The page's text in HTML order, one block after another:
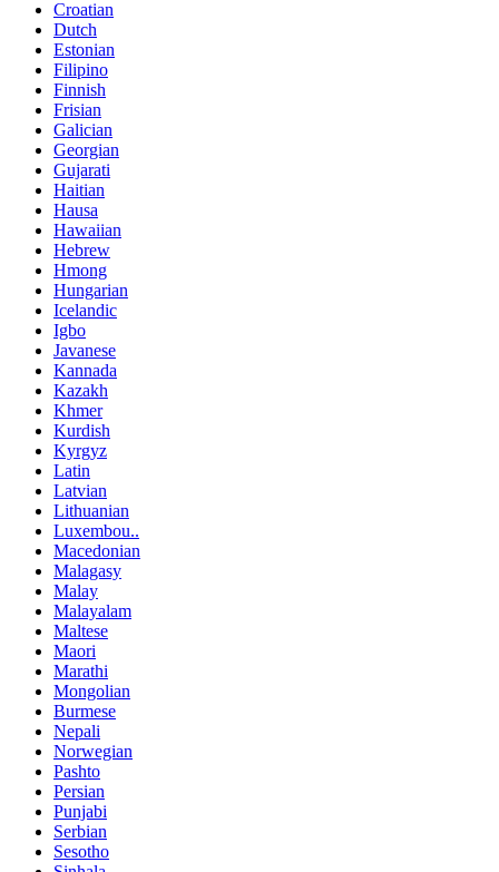
Croatian
Dutch
Estonian
Filipino
Finnish
Frisian
Galician
Georgian
Gujarati
Haitian
Hausa
Hawaiian
Hebrew
Hmong
Hungarian
Icelandic
Igbo
Javanese
Kannada
Kazakh
Khmer
Kurdish
Kyrgyz
Latin
Latvian
Lithuanian
Luxembou..
Macedonian
Malagasy
Malay
Malayalam
Maltese
Maori
Marathi
Mongolian
Burmese
Nepali
Norwegian
Pashto
Persian
Punjabi
Serbian
Sesotho